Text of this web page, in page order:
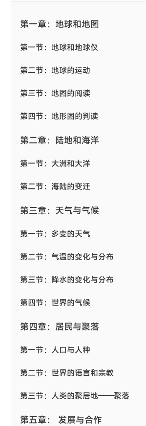
第一章：地球和地图
第一节：地球和地球仪
第二节：地球的运动
第三节：地图的阅读
第四节：地形图的判读
第二章：陆地和海洋
第一节：大洲和大洋
第二节：海陆的变迁
第三章：天气与气候
第一节：多变的天气
第二节：气温的变化与分布
第三节：降水的变化与分布
第四节：世界的气候
第四章：居民与聚落
第一节：人口与人种
第二节：世界的语言和宗教
第三节：人类的聚居地——聚落
第五章： 发展与合作